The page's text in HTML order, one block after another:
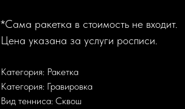
*Сама ракетка в стоимость не входит.
Цена указана за услуги росписи.
Категория: Ракетка
Категория: Гравировка
Вид тенниса: Сквош